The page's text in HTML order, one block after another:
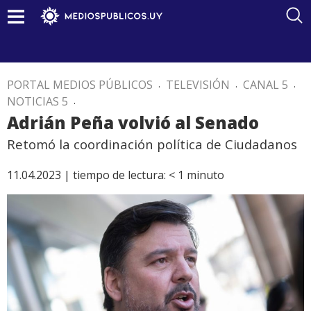
PORTAL MEDIOS PÚBLICOS . TELEVISIÓN . CANAL 5 .
NOTICIAS 5 .
Adrián Peña volvió al Senado
Retomó la coordinación política de Ciudadanos
11.04.2023 | tiempo de lectura: < 1 minuto